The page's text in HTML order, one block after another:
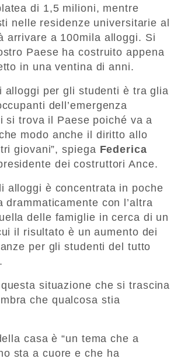
di 1,5 milioni, mentre
nelle residenze universitarie al
arrivare a 100mila alloggi. Si
Paese ha costruito appena
in una ventina di anni.
alloggi per gli studenti è tra glia
dell’emergenza
si trova il Paese poiché va a
modo anche il diritto allo
giovani”, spiega Federica
dei costruttori Ance.
alloggi è concentrata in poche
drammaticamente con l’altra
delle famiglie in cerca di un
il risultato è un aumento dei
per gli studenti del tutto
situazione che si trascina
che qualcosa stia
casa è “un tema che a
sta a cuore e che ha